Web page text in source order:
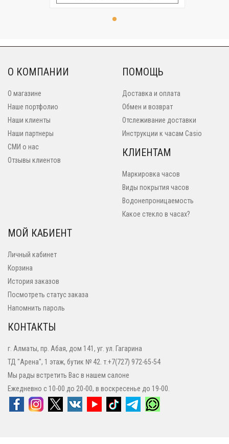
О КОМПАНИИ
О магазине
Наше портфолио
Наши клиенты
Наши партнеры
СМИ о нас
Отзывы клиентов
ПОМОЩЬ
Доставка и оплата
Обмен и возврат
Отслеживание доставки
Инструкции к часам Casio
КЛИЕНТАМ
Маркировка часов
Виды покрытия часов
Водонепроницаемость
Какое стекло в часах?
МОЙ КАБИЕНТ
Личный кабинет
Корзина
История заказов
Посмотреть статус заказа
Напомнить пароль
КОНТАКТЫ
г. Алматы, пр. Абая, дом 141, уг. ул. Гагарина
ТД "Арена", 1 этаж, бутик № 42. т.+7(727) 972-65-54
Мы рады встретить Вас в нашем салоне
Ежедневно с 10-00 до 20-00, в воскресенье до 19-00.